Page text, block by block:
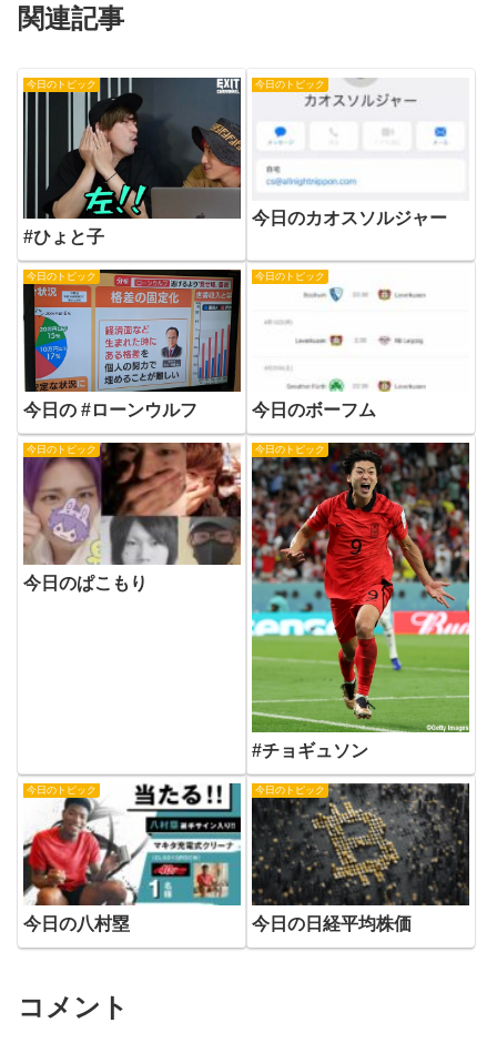
関連記事
今日のトピック
#ひょと子
今日のトピック
今日のカオスソルジャー
今日のトピック
今日の #ローンウルフ
今日のトピック
今日のボーフム
今日のトピック
今日のぱこもり
今日のトピック
#チョギュソン
今日のトピック
今日の八村塁
今日のトピック
今日の日経平均株価
コメント